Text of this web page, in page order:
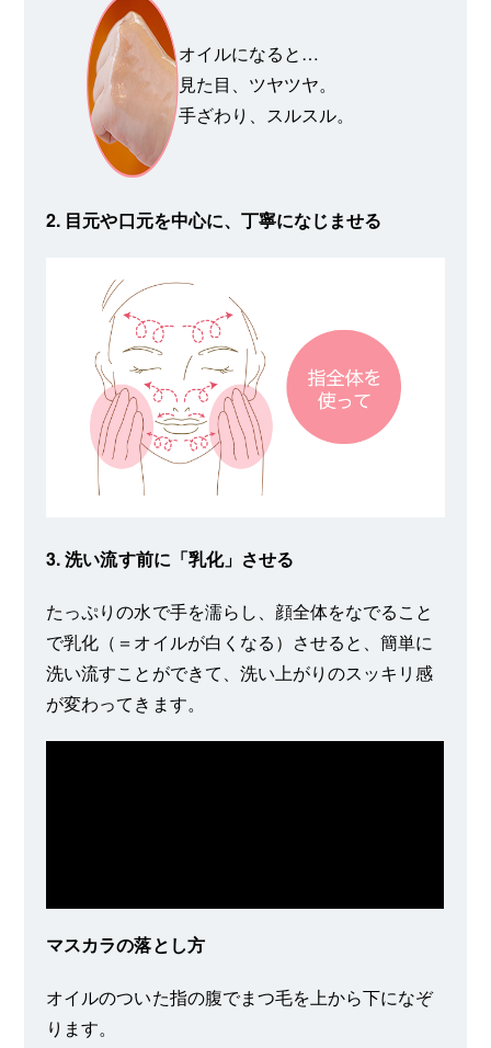
オイルになると…
見た目、ツヤツヤ。
手ざわり、スルスル。
2. 目元や口元を中心に、丁寧になじませる
3. 洗い流す前に「乳化」させる
たっぷりの水で手を濡らし、顔全体をなでること
で乳化（＝オイルが白くなる）させると、簡単に
洗い流すことができて、洗い上がりのスッキリ感
が変わってきます。
マスカラの落とし方
オイルのついた指の腹でまつ毛を上から下になぞ
ります。